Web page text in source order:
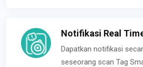
Notifikasi Real
Dapatkan notifikasi
seseorang scan Tag